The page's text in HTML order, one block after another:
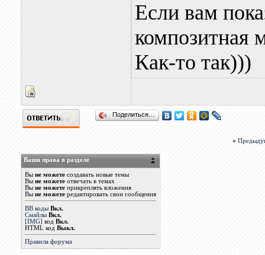
Если вам
композитная
Как-то так)))
Поделиться…
«
Ваши права в разделе
Вы не можетесоздавать новые темы
Вы не можетеотвечать в темах
Вы не можетеприкреплять вложения
Вы не можетередактировать свои сообщения
BB коды Вкл.
Смайлы Вкл.
[IMG] код Вкл.
HTML код Выкл.
Правила форума